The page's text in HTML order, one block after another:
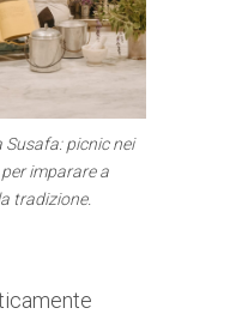
picnic nei
imparare a
tradizione.